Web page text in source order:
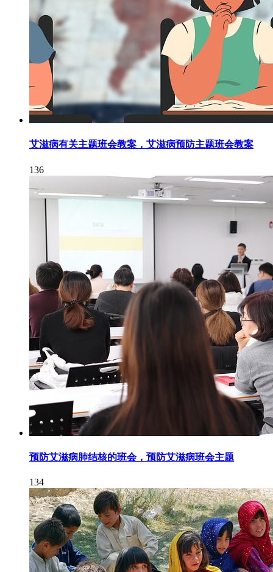
艾滋病有关主题班会教案，艾滋病预防主题班会教案
136
预防艾滋病肺结核的班会，预防艾滋病班会主题
134